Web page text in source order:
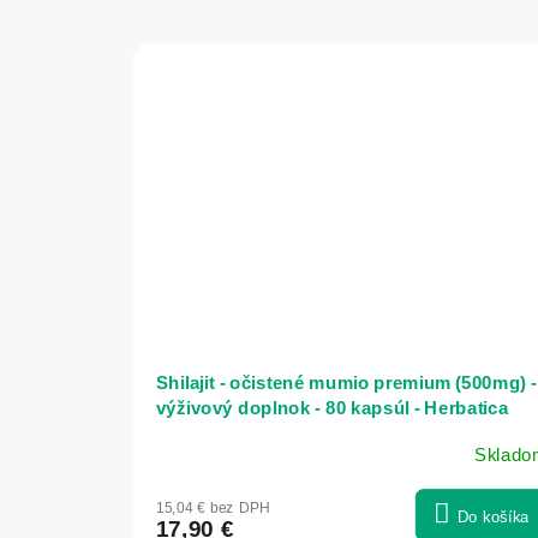
Shilajit - očistené mumio premium (500mg) -
výživový doplnok - 80 kapsúl - Herbatica
produktu
15,04 € bez DPH
17,90 €
Do košíka